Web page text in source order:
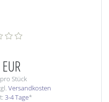
Stück
Versandkosten
3-4 Tage*